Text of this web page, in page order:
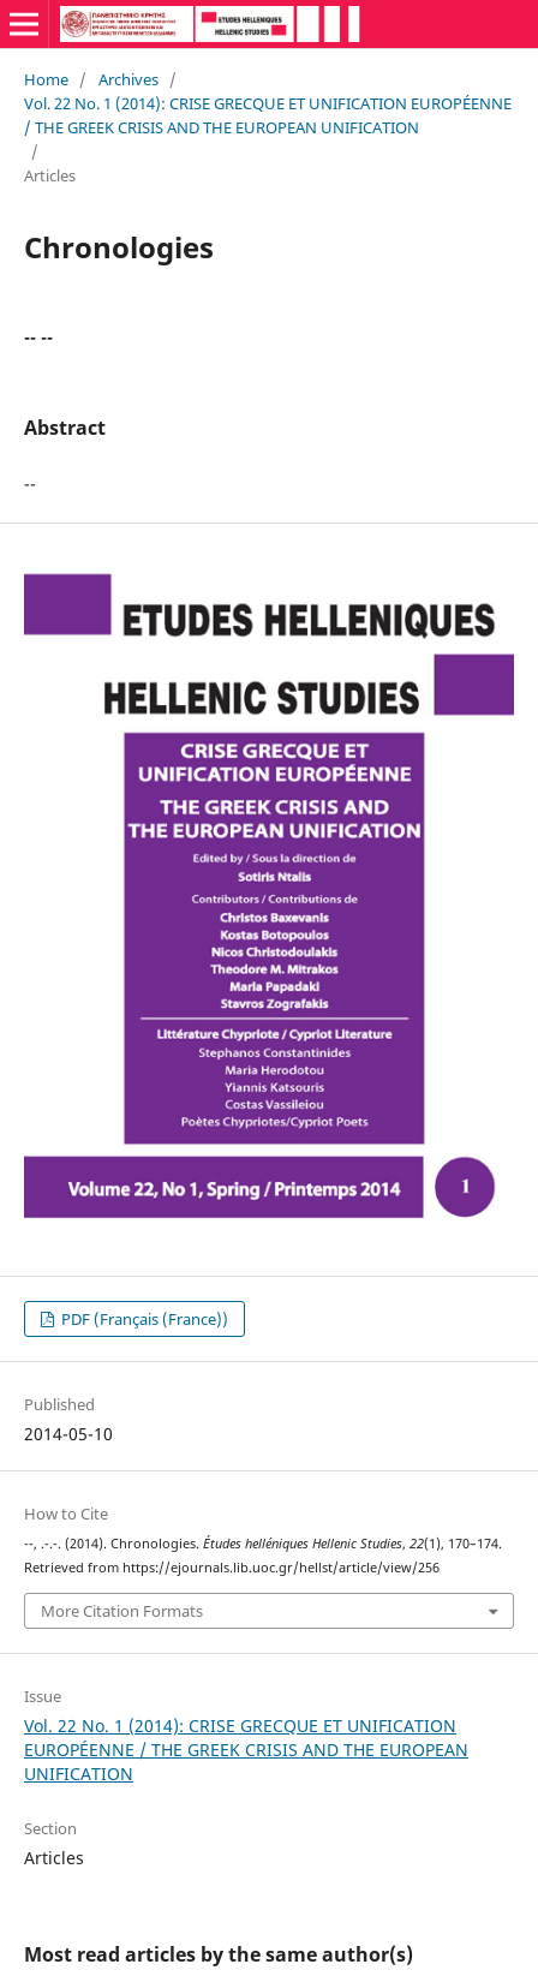
Home / Archives /
Vol. 22 No. 1 (2014): CRISE GRECQUE ET UNIFICATION EUROPÉENNE
/ THE GREEK CRISIS AND THE EUROPEAN UNIFICATION
/
Articles
Chronologies
-- --
Abstract
--
PDF (Français (France))
Published
2014-05-10
How to Cite
--, .-.-. (2014). Chronologies. Études helléniques Hellenic Studies, 22(1), 170–174.
Retrieved from https://ejournals.lib.uoc.gr/hellst/article/view/256
More Citation Formats
Issue
Vol. 22 No. 1 (2014): CRISE GRECQUE ET UNIFICATION
EUROPÉENNE / THE GREEK CRISIS AND THE EUROPEAN
UNIFICATION
Section
Articles
Most read articles by the same author(s)